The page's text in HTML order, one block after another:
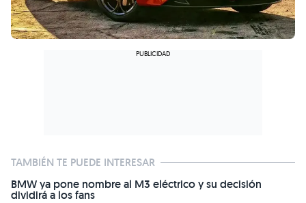
TAMBIÉN TE PUEDE INTERESAR
BMW ya pone nombre al M3 eléctrico y su decisión
dividirá a los fans